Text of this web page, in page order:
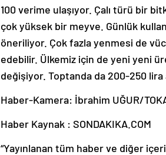
100 verime ulaşıyor. Çalı türü bir
çok yüksek bir meyve. Günlük
öneriliyor. Çok fazla yenmesi de
edebilir. Ülkemiz için de yeni yeni
değişiyor. Toptanda da 200-250
Haber-Kamera: İbrahim UĞUR/
Haber Kaynak : SONDAKIKA.COM
“Yayınlanan tüm haber ve diğer